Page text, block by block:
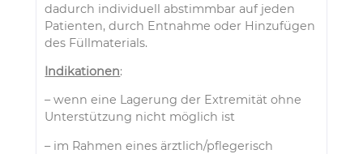
dadurch individuell abstimmbar auf jeden
Patienten, durch Entnahme oder Hinzufügen
des Füllmaterials.
Indikationen:
– wenn eine Lagerung der Extremität ohne
Unterstützung nicht möglich ist
– im Rahmen eines ärztlich/pflegerisch